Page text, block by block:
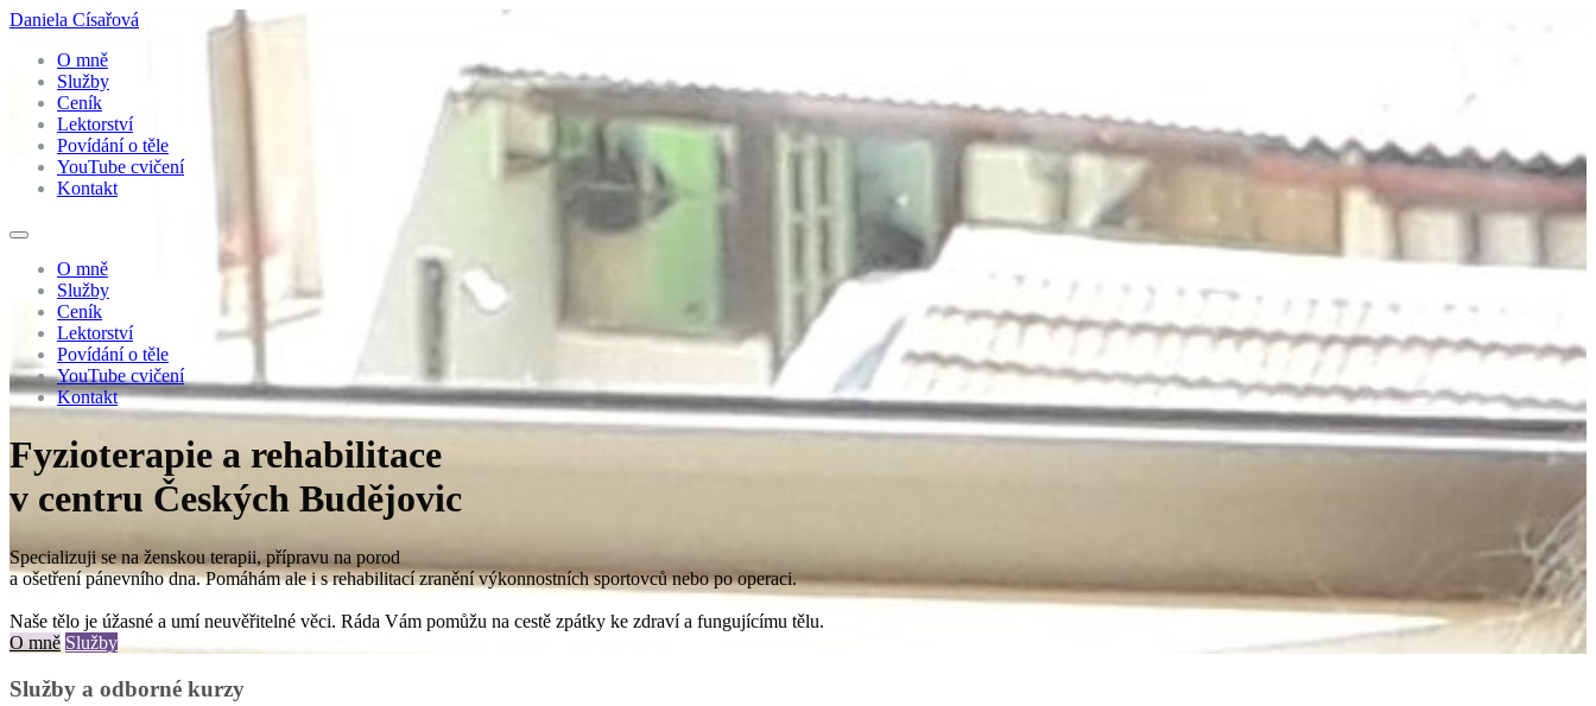
Daniela Císařová
O mně
Služby
Ceník
Lektorství
Povídání o těle
YouTube cvičení
Kontakt
O mně
Služby
Ceník
Lektorství
Povídání o těle
YouTube cvičení
Kontakt
Fyzioterapie a rehabilitace
v centru Českých Budějovic
Specializuji se na ženskou terapii, přípravu na porod
a ošetření pánevního dna. Pomáhám ale i s rehabilitací zranění výkonnostních sportovců nebo po operaci.
Naše tělo je úžasné a umí neuvěřitelné věci. Ráda Vám pomůžu na cestě zpátky ke zdraví a fungujícímu tělu.
O mně Služby
Služby a odborné kurzy